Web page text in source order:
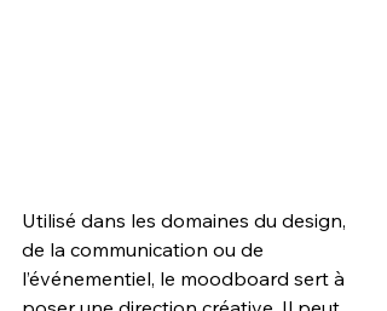
Utilisé dans les domaines du design,
de la communication ou de
l’événementiel, le moodboard sert à